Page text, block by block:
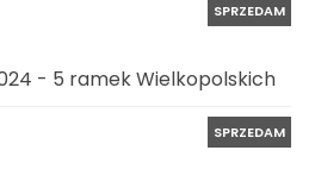
SPRZEDAM
- 5 ramek Wielkopolskich
SPRZEDAM